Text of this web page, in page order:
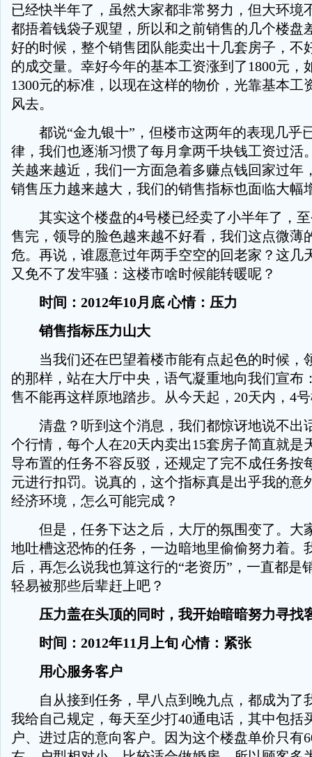
已经快半年了，虽然大家都非常努力，但大环境
都捂着钱袋子观望，所以和之前销售的几个楼盘
好的时候，整个销售团队能卖出十几套房子，不
的成交量。幸好今年的基本工资涨到了1800元，
1300元的标准，以现在这样的物价，光靠基本工
风去。
都说“金九银十”，但楼市这两年的表现几乎
律，我们也逐渐习惯了每月拿两千块钱工资过活
关越来越近，我们一方面急着多赚点钱回家过年
销售压力越来越大，我们的销售指标也面临大幅
其实这个楼盘的4号楼已经卖了小半年了，至
售完，领导的脸色越来越不好看，我们这点微薄
危。再说，谁愿意过年两手空空的回老家？这几
又免不了发牢骚：这楼市啥时候能转暖呢？
时间：2012年10月底 心情：压力
销售指标压力山大
当我们还在巴望着楼市能有点起色的时候，
的那样，站在大厅中央，语气凝重地向我们宣布
售不能再这样原地踏步。从今天起，20天内，4
清盘？听到这个消息，我们都惊讶地说不出
个行情，每个人在20天内卖出15套房子简直就是
导布置的任务不容反驳，还规定了完不成任务按
元进行扣罚。说真的，这个指标真是出乎我的意
经济环境，怎么可能完成？
但是，任务下达之后，大厅的氛围变了。大
地吐槽这恐怖的任务，一边暗地里偷偷努力着。
后，再怎么说我也算这行的“老资历”，一直都是
轻易被那些后辈赶上吧？
压力盖在头顶的同时，我开始暗暗努力寻找
时间：2012年11月上旬 心情：紧张
用心服务客户
自从接到任务，早八点到晚九点，都成为了
我给自己规定，每天至少打40通电话，其中包括
户、进过店的意向客户。因为这个楼盘单价只有